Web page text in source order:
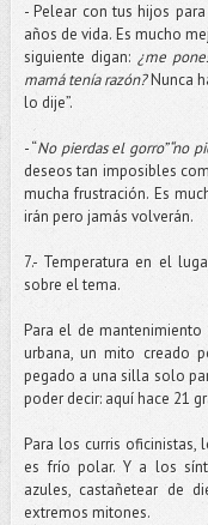
- Pelear con tus hijos
años de vida. Es mucho
siguiente digan: ¿me
mamá tenía razón?Nunca
lo dije”.
- “No pierdas el gorro” “no
deseos tan imposibles
mucha frustración. Es
irán pero jamás volverán.
7.- Temperatura en el
sobre el tema.
Para el de
urbana, un mito creado
pegado a una silla solo
poder decir: aquí hace 21
Para los curris oficinistas,
es frío polar. Y a los
azules, castañetear de
extremos mitones.